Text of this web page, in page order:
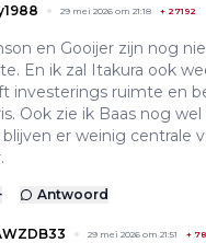
29 mei 2026 om 21:18 + 27192
en Gooijer zijn nog
En ik zal Itakura ook
investerings ruimte en
Ook zie ik Baas nog
blijven er weinig centrale
Antwoord
29 mei 2026 om 21:51 +